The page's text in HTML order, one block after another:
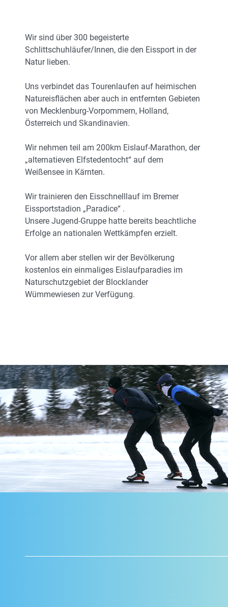
Wir sind über 300 begeisterte
Schlittschuhläufer/Innen, die den Eissport in der
Natur lieben.
Uns verbindet das Tourenlaufen auf heimischen
Natureisflächen aber auch in entfernten Gebieten
von Mecklenburg-Vorpommern, Holland,
Österreich und Skandinavien.
Wir nehmen teil am 200km Eislauf-Marathon, der
„alternatieven Elfstedentocht“ auf dem
Weißensee in Kärnten.
Wir trainieren den Eisschnelllauf im Bremer
Eissportstadion „Paradice“ .
Unsere Jugend-Gruppe hatte bereits beachtliche
Erfolge an nationalen Wettkämpfen erzielt.
Vor allem aber stellen wir der Bevölkerung
kostenlos ein einmaliges Eislaufparadies im
Naturschutzgebiet der Blocklander
Wümmewiesen zur Verfügung.